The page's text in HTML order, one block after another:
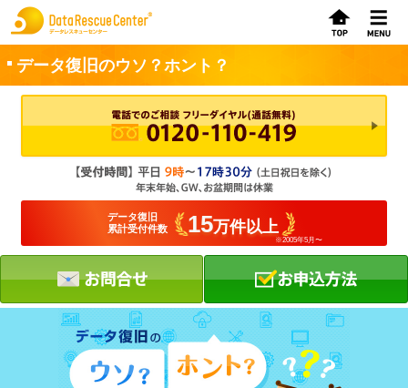
データ復旧のウソ？ホント？
データ復旧
累計受付件数
15万件以上
※2005年5月〜
お申込方法
お問合せ
初めてのお客さまへ
サービスの流れ
データレスキューセンターの特徴
データ復旧料金
データ復旧事例